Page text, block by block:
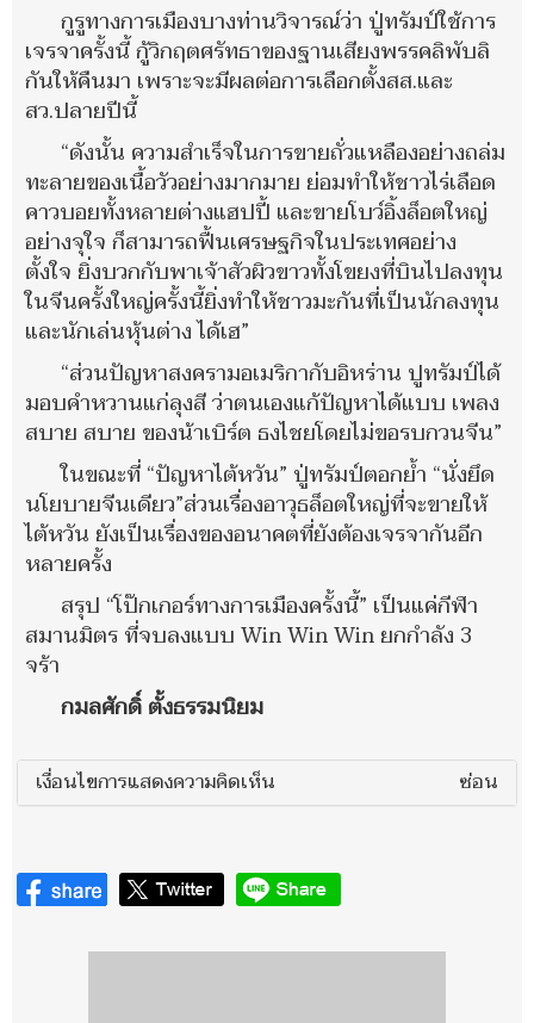
กูรูทางการเมืองบางท่านวิจารณ์ว่า ปู่ทรัมป์ใช้การ
เจรจาครั้งนี้ กู้วิกฤตศรัทธาของฐานเสียงพรรคลิพับลิ
กันให้คืนมา เพราะจะมีผลต่อการเลือกตั้งสส.และ
สว.ปลายปีนี้
“ดังนั้น ความสำเร็จในการขายถั่วแหลืองอย่างถล่ม
ทะลายของเนื้อวัวอย่างมากมาย ย่อมทำให้ชาวไร่เลือด
คาวบอยทั้งหลายต่างแฮปปี้ และขายโบว์อิ้งล็อตใหญ่
อย่างจุใจ ก็สามารถฟื้นเศรษฐกิจในประเทศอย่าง
ตั้งใจ ยิ่งบวกกับพาเจ้าสัวผิวขาวทั้งโขยงที่บินไปลงทุน
ในจีนครั้งใหญ่ครั้งนี้ยิ่งทำให้ชาวมะกันที่เป็นนักลงทุน
และนักเล่นหุ้นต่าง ได้เฮ”
“ส่วนปัญหาสงครามอเมริกากับอิหร่าน ปูทรัมป์ได้
มอบคำหวานแก่ลุงสี ว่าตนเองแก้ปัญหาได้แบบ เพลง
สบาย สบาย ของน้าเบิร์ต ธงไชยโดยไม่ขอรบกวนจีน”
ในขณะที่ “ปัญหาไต้หวัน” ปู่ทรัมป์ตอกย้ำ “นั่งยึด
นโยบายจีนเดียว”ส่วนเรื่องอาวุธล็อตใหญ่ที่จะขายให้
ไต้หวัน ยังเป็นเรื่องของอนาคตที่ยังต้องเจรจากันอีก
หลายครั้ง
สรุป “โป๊กเกอร์ทางการเมืองครั้งนี้” เป็นแค่กีฬา
สมานมิตร ที่จบลงแบบ Win Win Win ยกกำลัง 3
จร้า
กมลศักดิ์ ตั้งธรรมนิยม
เงื่อนไขการแสดงความคิดเห็น ซ่อน